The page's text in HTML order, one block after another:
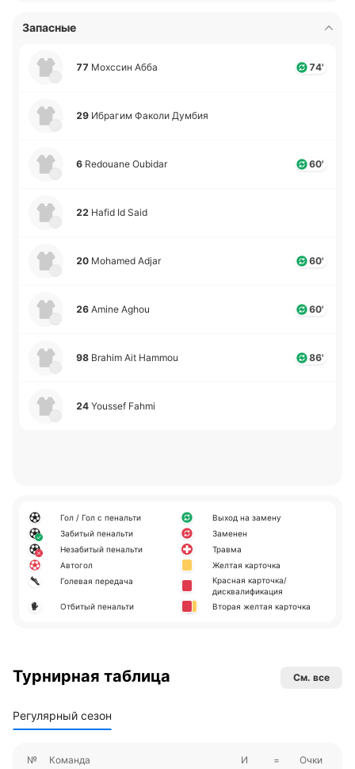
Запасные
77 Мо­хссин Абба 74'
29 Ибра­гим Факоли Думбия
6 Redouane Oubidar 60'
22 Hafid Id Said
20 Mohamed Adjar 60'
26 Amine Aghou 60'
98 Brahim Ait Hammou 86'
24 Youssef Fahmi
Гол / Гол с пенальти
Забитый пенальти
Незабитый пенальти
Автогол
Голевая передача
Отбитый пенальти
Выход на замену
Заменен
Травма
Желтая карточка
Красная карточка/
дисквалификация
Вторая желтая карточка
Турнирная таблица См. все
Регулярный сезон
№ Команда И = Очки